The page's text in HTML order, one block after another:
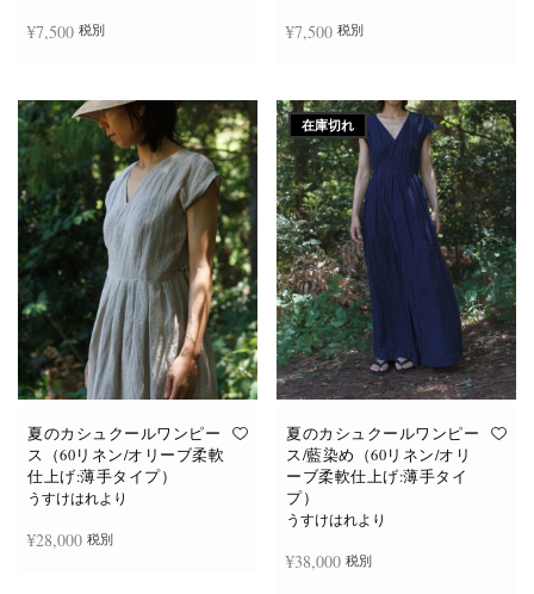
ジ
か
ら
選
択
で
き
ま
す
ジ
か
ら
選
択
で
き
ま
す
¥7,500 税別
の
商
品
に
は
複
数
の
バ
リ
エ
ー
シ
ョ
ン
が
あ
り
ま
オ
プ
シ
ョ
¥7,500 税別
の
商
品
に
複
数
の
ョ
ン
が
あ
り
ま
オ
プ
シ
ョ
夏のカシュクールワンピー
ス（60リネン/オリーブ柔軟
仕上げ:薄手タイプ）
うすけはれより
¥28,000 税別
在庫切れ
夏のカシュクールワンピー
ス/藍染め（60リネン/オリ
ーブ柔軟仕上げ:薄手タイ
プ）
うすけはれより
¥38,000 税別